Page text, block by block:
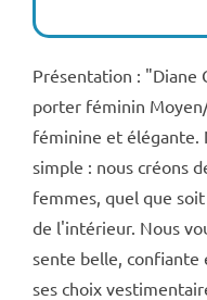
Présentation : "Diane
porter féminin
féminine et élégante.
simple : nous créons
femmes, quel que
de l'intérieur. Nous
sente belle, confiante
ses choix